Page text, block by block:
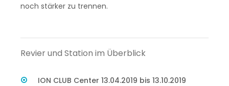
noch stärker zu trennen.
Revier und Station im Überblick
ION CLUB Center 13.04.2019 bis 13.10.2019